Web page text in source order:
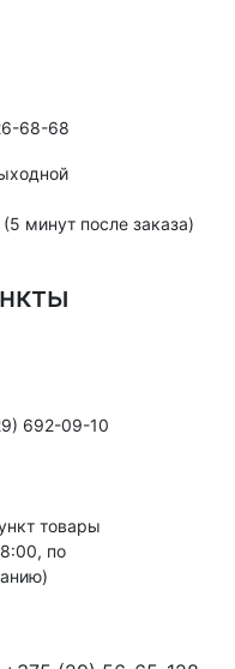
68-68
минут после заказа)
692-09-10
товары
по